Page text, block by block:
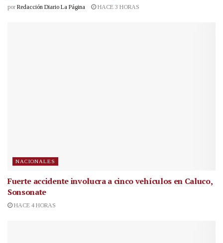
por Redacción Diario La Página HACE 3 HORAS
NACIONALES
Fuerte accidente involucra a cinco vehículos en Caluco,
Sonsonate
HACE 4 HORAS